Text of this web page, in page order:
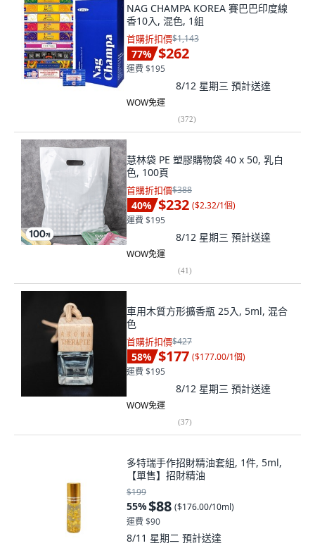
NAG CHAMPA KOREA 賽巴巴印度線
香10入, 混色, 1組
首購折扣價$1,143
77% $262
運費 $195
8/12 星期三 預計送達
WOW免運
(372)
慧林袋 PE 塑膠購物袋 40 x 50, 乳白
色, 100頁
首購折扣價$388
40% $232 ($2.32/1個)
運費 $195
8/12 星期三 預計送達
WOW免運
(41)
車用木質方形擴香瓶 25入, 5ml, 混合
色
首購折扣價$427
58% $177 ($177.00/1個)
運費 $195
8/12 星期三 預計送達
WOW免運
(37)
多特瑞手作招財精油套組, 1件, 5ml,
【單售】招財精油
$199
55%$88 ($176.00/10ml)
運費 $90
8/11 星期二 預計送達